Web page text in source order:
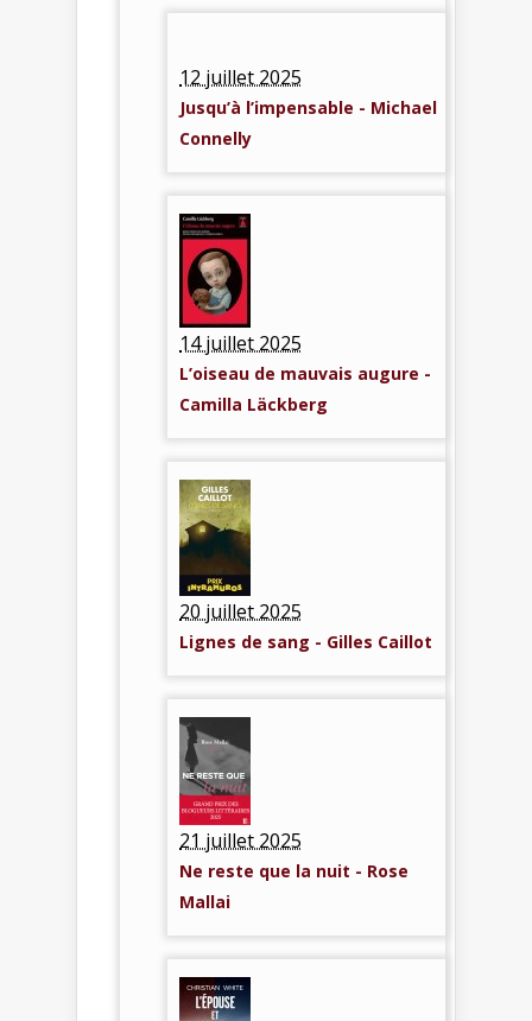
12 juillet 2025
Jusqu’à l’impensable - Michael
Connelly
14 juillet 2025
L’oiseau de mauvais augure -
Camilla Läckberg
20 juillet 2025
Lignes de sang - Gilles Caillot
21 juillet 2025
Ne reste que la nuit - Rose
Mallai